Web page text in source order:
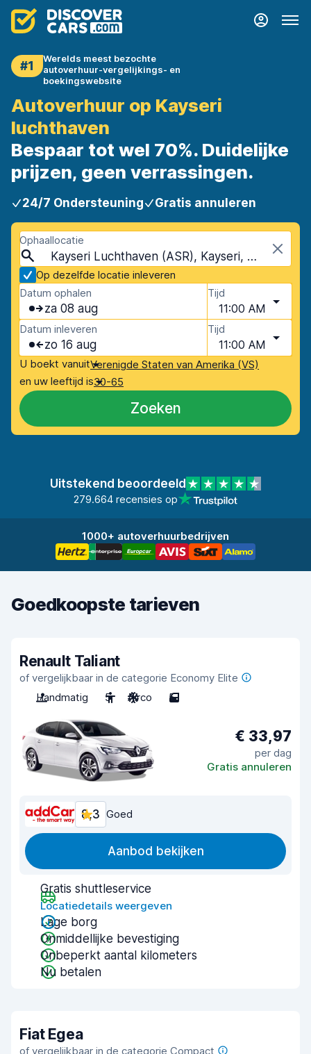
#1
Werelds meest bezochte
autoverhuur-vergelijkings- en
boekingswebsite
Autoverhuur op Kayseri
luchthaven
Bespaar tot wel 70%. Duidelijke
prijzen, geen verrassingen.
24/7 Ondersteuning Gratis annuleren
Ophaallocatie
Kayseri Luchthaven (ASR), Kayseri, Turkije
Op dezelfde locatie inleveren
Datum ophalen
za 08 aug
Tijd
11:00 AM
Datum inleveren
zo 16 aug
Tijd
11:00 AM
U boekt vanuitVerenigde Staten van Amerika (VS)
en uw leeftijd is30-65
Zoeken
Uitstekend beoordeeld
279.664 recensies op
1000+ autoverhuurbedrijven
Goedkoopste tarieven
Renault Taliant
of vergelijkbaar in de categorie Economy Elite
Handmatig
5 Airco 5
€ 33,97
per dag
Gratis annuleren
8,3 Goed
Aanbod bekijken
Gratis shuttleservice
Locatiedetails weergeven
Lage borg
Onmiddellijke bevestiging
Onbeperkt aantal kilometers
Nu betalen
Fiat Egea
of vergelijkbaar in de categorie Compact